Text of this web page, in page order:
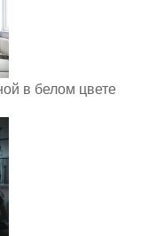
в белом цвете